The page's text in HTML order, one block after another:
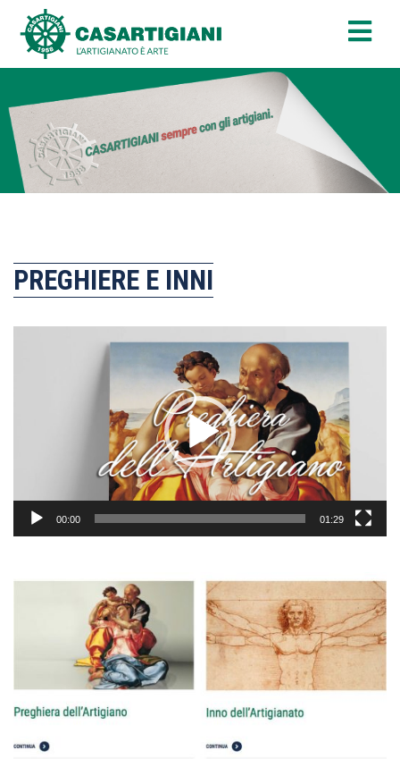
PREGHIERE E INNI
00:00 01:29